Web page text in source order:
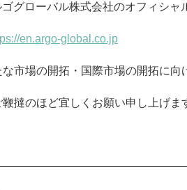
グローバル株式会社のオフィシ
en.argo-global.co.jp
市場の開拓・国際市場の開拓に
撻のほど宜しくお願い申し上げま